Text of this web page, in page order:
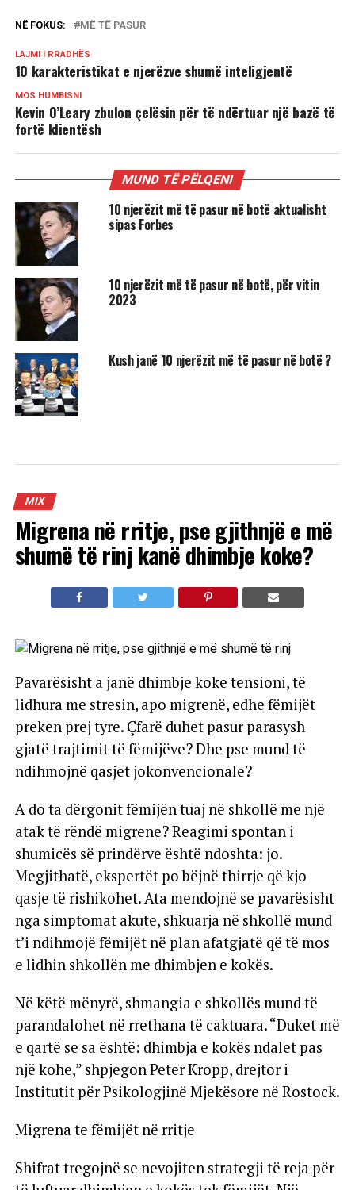
NË FOKUS: MË TË PASUR
LAJMI I RRADHËS
10 karakteristikat e njerëzve shumë inteligjentë
MOS HUMBISNI
Kevin O’Leary zbulon çelësin për të ndërtuar një bazë të
fortë klientësh
MUND TË PËLQENI
10 njerëzit më të pasur në botë aktualisht
sipas Forbes
10 njerëzit më të pasur në botë, për vitin
2023
Kush janë 10 njerëzit më të pasur në botë ?
MIX
Migrena në rritje, pse gjithnjë e më
shumë të rinj kanë dhimbje koke?
Pavarësisht a janë dhimbje koke tensioni, të
lidhura me stresin, apo migrenë, edhe fëmijët
preken prej tyre. Çfarë duhet pasur parasysh
gjatë trajtimit të fëmijëve? Dhe pse mund të
ndihmojnë qasjet jokonvencionale?
A do ta dërgonit fëmijën tuaj në shkollë me një
atak të rëndë migrene? Reagimi spontan i
shumicës së prindërve është ndoshta: jo.
Megjithatë, ekspertët po bëjnë thirrje që kjo
qasje të rishikohet. Ata mendojnë se pavarësisht
nga simptomat akute, shkuarja në shkollë mund
t’i ndihmojë fëmijët në plan afatgjatë që të mos
e lidhin shkollën me dhimbjen e kokës.
Në këtë mënyrë, shmangia e shkollës mund të
parandalohet në rrethana të caktuara. “Duket më
e qartë se sa është: dhimbja e kokës ndalet pas
një kohe,” shpjegon Peter Kropp, drejtor i
Institutit për Psikologjinë Mjekësore në Rostock.
Migrena te fëmijët në rritje
Shifrat tregojnë se nevojiten strategji të reja për